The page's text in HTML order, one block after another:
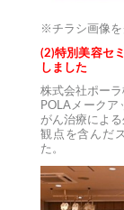
※チラシ画像を
(2)特別美容セ
しました
株式会社ポー
POLAメーク
がん治療によ
観点を含んだ
た。